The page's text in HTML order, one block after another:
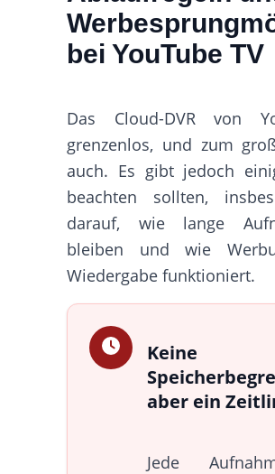
bei YouTube TV
Das Cloud-DVR von
grenzenlos, und zum
auch. Es gibt jedoch
beachten sollten,
darauf, wie lange
bleiben und wie
Wiedergabe funktioniert.
Keine
aber ein
Jede